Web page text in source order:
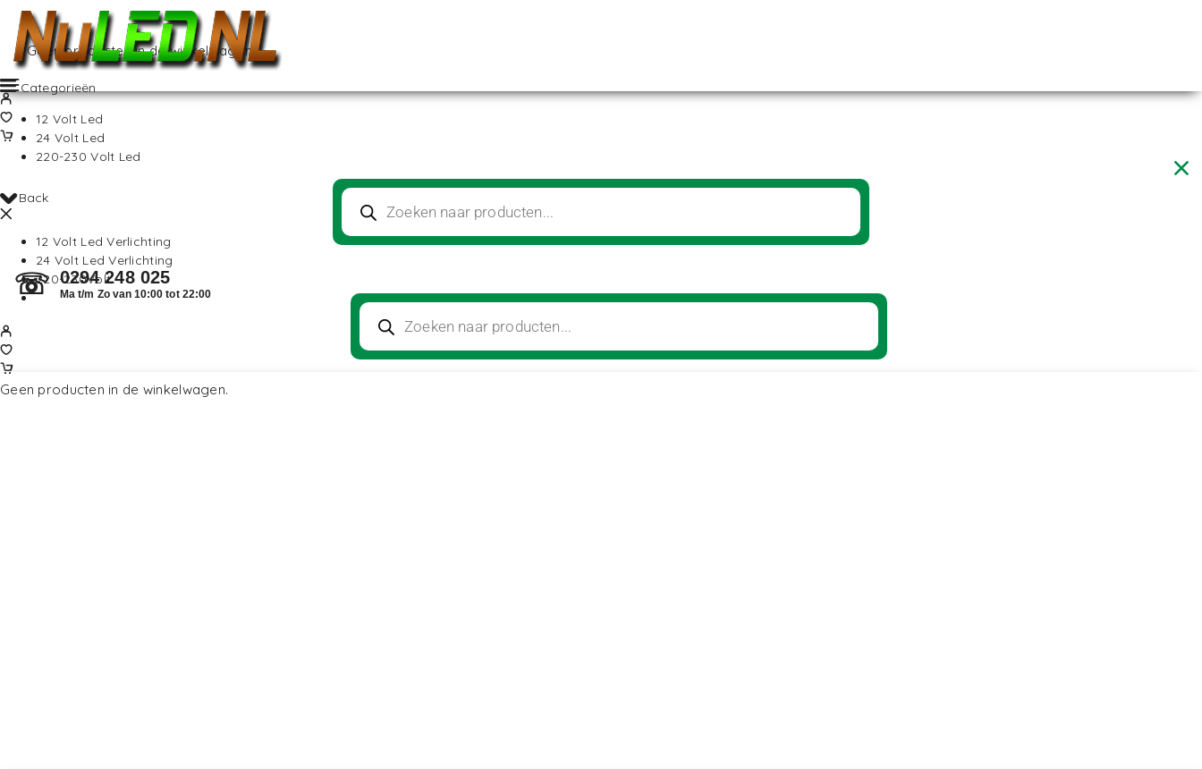
Geen producten in de winkelwagen.
Back
12 Volt Led Verlichting
24 Volt Led Verlichting
220-230Volt
Categorieën
12 Volt Led
24 Volt Led
220-230 Volt Led
☏ 0294 248 025
Ma t/m Zo van 10:00 tot 22:00
Geen producten in de winkelwagen.